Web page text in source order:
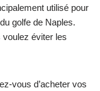
utilisé pour
golfe de Naples.
voulez éviter les
vous d’acheter vos